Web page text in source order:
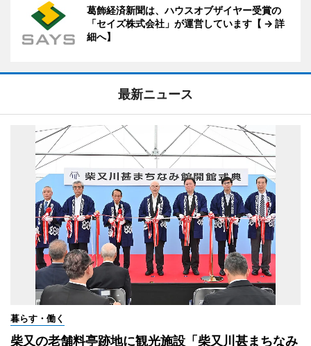
葛飾経済新聞は、ハウスオブザイヤー受賞の
「セイズ株式会社」が運営しています【 → 詳
細へ】
最新ニュース
暮らす・働く
柴又の老舗料亭跡地に観光施設「柴又川甚まちなみ